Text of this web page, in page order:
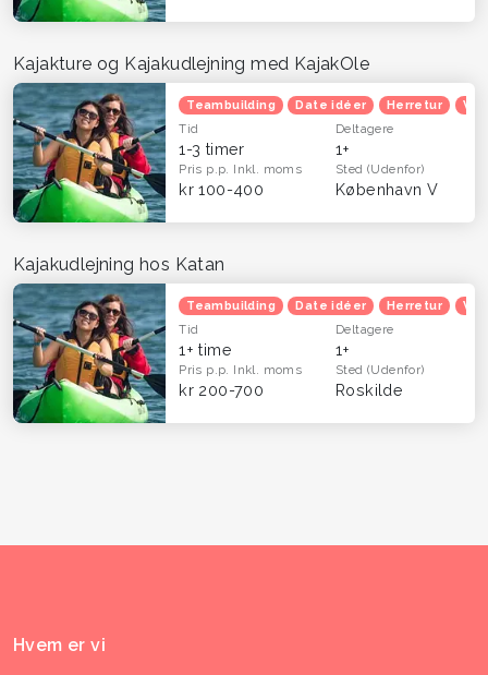
Kajakture og Kajakudlejning med KajakOle
Teambuilding Date idéer Herretur
Tid
1-3 timer
Deltagere
1+
Pris p.p. Inkl. moms
kr 100-400
Sted(Udenfor)
København V
Kajakudlejning hos Katan
Teambuilding Date idéer Herretur
Tid
1+ time
Deltagere
1+
Pris p.p. Inkl. moms
kr 200-700
Sted(Udenfor)
Roskilde
Hvem er vi